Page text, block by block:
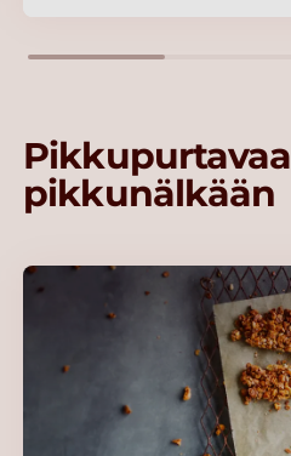
Pikkupurtavaa
pikkunälkään